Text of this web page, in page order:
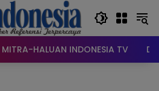
MITRA-HALUAN INDONESIA TV